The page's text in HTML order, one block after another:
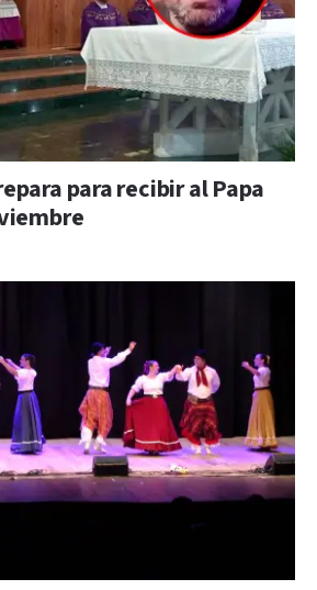
para recibir al Papa